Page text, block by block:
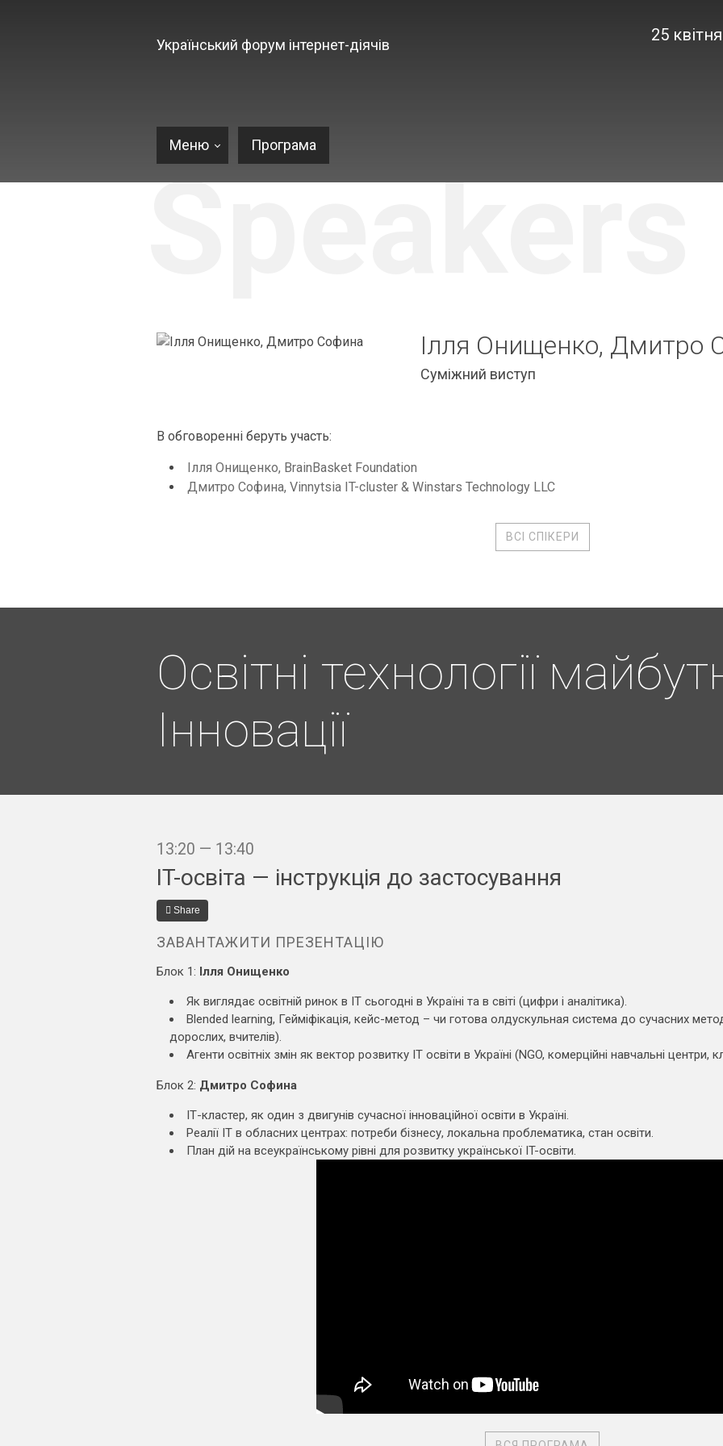
Український форум інтернет-діячів
25
Меню Програма
Speakers
Ілля Онищенко, Дмитро
Суміжний виступ
В обговоренні беруть участь:
Ілля Онищенко, BrainBasket Foundation
Дмитро Софина, Vinnytsia IT-cluster & Winstars Technology LLC
ВСІ СПІКЕРИ
Освітні технології
Інновації
13:20 — 13:40
IT-освіта — інструкція до застосування
Share
ЗАВАНТАЖИТИ ПРЕЗЕНТАЦІЮ
Блок 1: Ілля Онищенко
Як виглядає освітній ринок в IT сьогодні в Україні та в світі (цифри і аналітика).
Blended learning, Гейміфікація, кейс-метод – чи готова олдускульная система до сучасних
дорослих, вчителів).
Агенти освітніх змін як вектор розвитку IT освіти в Україні (NGO, комерційні навчальні центри,
Блок 2: Дмитро Софина
ІТ-кластер, як один з двигунів сучасної інноваційної освіти в Україні.
Реалії IT в обласних центрах: потреби бізнесу, локальна проблематика, стан освіти.
План дій на всеукраїнському рівні для розвитку української IT-освіти.